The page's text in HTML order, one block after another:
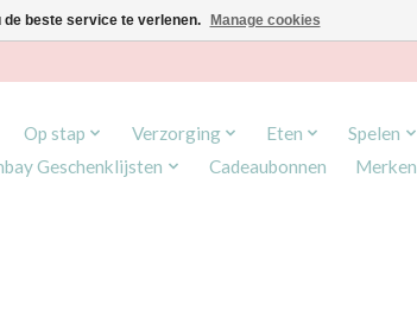
Op stap Verzorging Eten Spelen
Geschenklijsten Cadeaubonnen Merken
beste service te verlenen. Manage cookies